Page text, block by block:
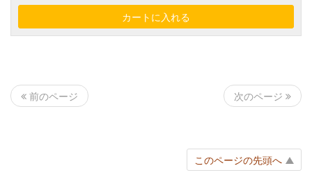
前のページ 次のページ
このページの先頭へ